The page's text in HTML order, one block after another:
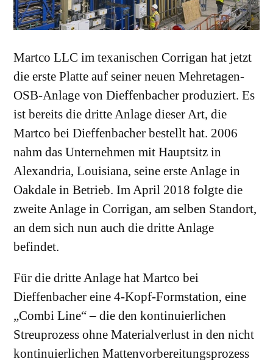
Martco LLC im texanischen Corrigan hat jetzt
die erste Platte auf seiner neuen Mehretagen-
OSB-Anlage von Dieffenbacher produziert. Es
ist bereits die dritte Anlage dieser Art, die
Martco bei Dieffenbacher bestellt hat. 2006
nahm das Unternehmen mit Hauptsitz in
Alexandria, Louisiana, seine erste Anlage in
Oakdale in Betrieb. Im April 2018 folgte die
zweite Anlage in Corrigan, am selben Standort,
an dem sich nun auch die dritte Anlage
befindet.
Für die dritte Anlage hat Martco bei
Dieffenbacher eine 4-Kopf-Formstation, eine
„Combi Line“ – die den kontinuierlichen
Streuprozess ohne Materialverlust in den nicht
kontinuierlichen Mattenvorbereitungsprozess